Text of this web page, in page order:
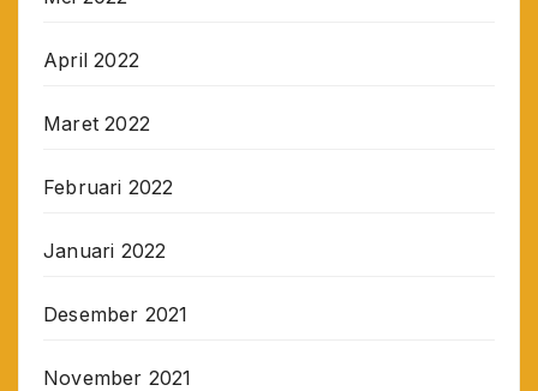
April 2022
Maret 2022
Februari 2022
Januari 2022
Desember 2021
November 2021